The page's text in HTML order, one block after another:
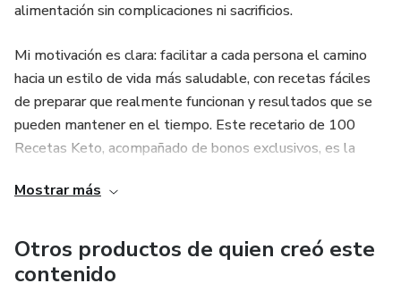
alimentación sin complicaciones ni sacrificios.
Mi motivación es clara: facilitar a cada persona el camino
hacia un estilo de vida más saludable, con recetas fáciles
de preparar que realmente funcionan y resultados que se
pueden mantener en el tiempo. Este recetario de 100
Recetas Keto, acompañado de bonos exclusivos, es la
saludable hoy mismo.
Para soporte o consultas, puedes contactarme a través
del correo indicado en esta plataforma.
Mostrar más
Otros productos de quien creó este
contenido